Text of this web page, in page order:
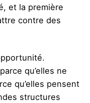
et la première
contre des
qu’elles ne
qu’elles pensent
structures